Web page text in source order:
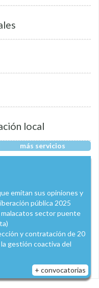
local
más servicios
emitan sus opiniones y
pública 2025
sector puente
y contratación de 20
gestión coactiva del
+ convocatorias